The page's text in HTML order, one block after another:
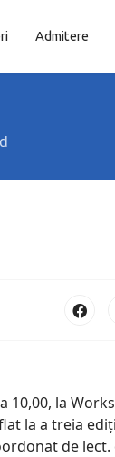
Admitere
10,00, la
la a treia
de lect.